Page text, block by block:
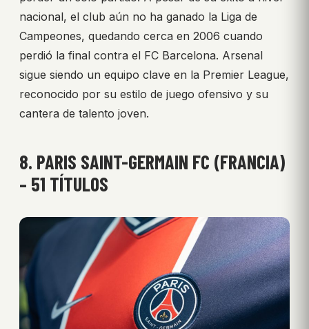
nacional, el club aún no ha ganado la Liga de
Campeones, quedando cerca en 2006 cuando
perdió la final contra el FC Barcelona. Arsenal
sigue siendo un equipo clave en la Premier League,
reconocido por su estilo de juego ofensivo y su
cantera de talento joven.
8. PARIS SAINT-GERMAIN FC (FRANCIA)
– 51 TÍTULOS